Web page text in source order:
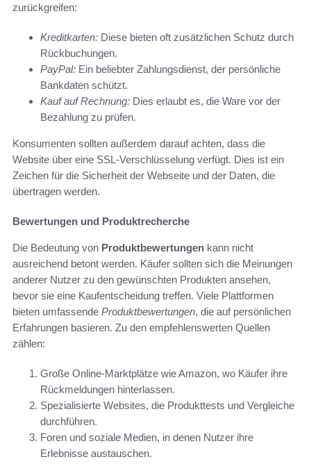
zurückgreifen:
Kreditkarten: Diese bieten oft zusätzlichen Schutz durch
Rückbuchungen.
PayPal: Ein beliebter Zahlungsdienst, der persönliche
Bankdaten schützt.
Kauf auf Rechnung: Dies erlaubt es, die Ware vor der
Bezahlung zu prüfen.
Konsumenten sollten außerdem darauf achten, dass die
Website über eine SSL-Verschlüsselung verfügt. Dies ist ein
Zeichen für die Sicherheit der Webseite und der Daten, die
übertragen werden.
Bewertungen und Produktrecherche
Die Bedeutung von Produktbewertungen kann nicht
ausreichend betont werden. Käufer sollten sich die Meinungen
anderer Nutzer zu den gewünschten Produkten ansehen,
bevor sie eine Kaufentscheidung treffen. Viele Plattformen
bieten umfassende Produktbewertungen, die auf persönlichen
Erfahrungen basieren. Zu den empfehlenswerten Quellen
zählen:
Große Online-Marktplätze wie Amazon, wo Käufer ihre
Rückmeldungen hinterlassen.
Spezialisierte Websites, die Produkttests und Vergleiche
durchführen.
Foren und soziale Medien, in denen Nutzer ihre
Erlebnisse austauschen.